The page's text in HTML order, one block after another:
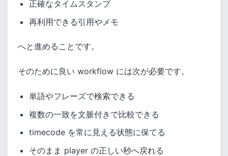
正確なタイムスタンプ
再利用できる引用やメモ
へと進めることです。
そのために良い workflow には次が必要です。
単語やフレーズで検索できる
複数の一致を文脈付きで比較できる
timecode を常に見える状態に保てる
そのまま player の正しい秒へ戻れる